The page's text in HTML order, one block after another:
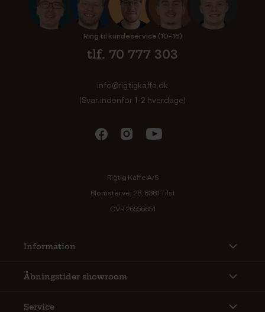
Ring til kundeservice (10-16)
tlf. 70 777 303
info@rigtigkaffe.dk
(Svar indenfor 1-2 hverdage)
Rigtig Kaffe A/S
Blomstervej 2B, 8381 Tilst
CVR 26556651
Information
Åbningstider showroom
Service